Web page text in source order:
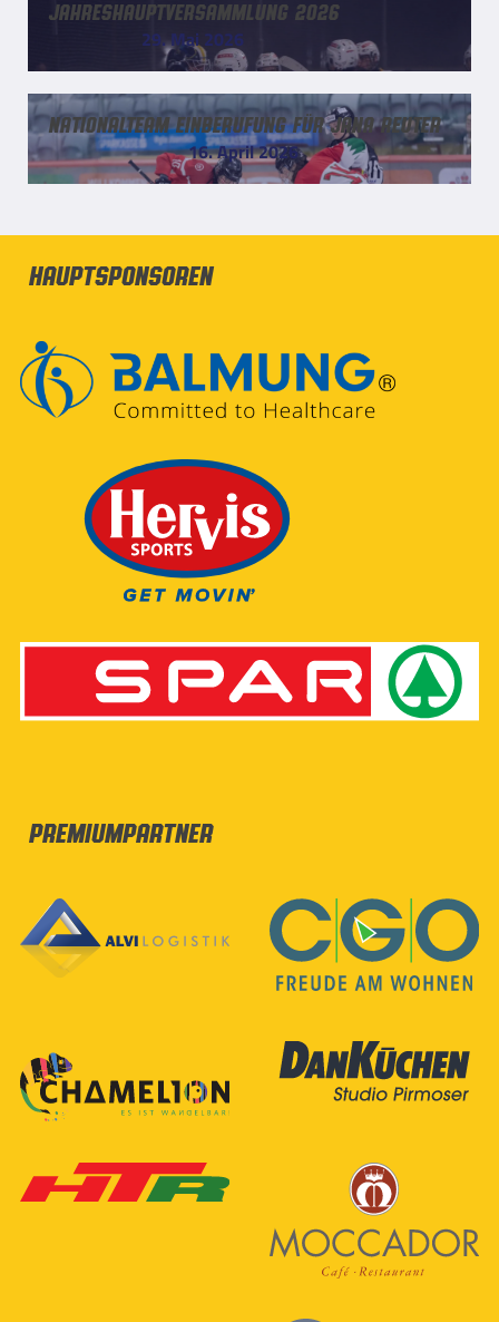
Jahreshauptversammlung 2026
29. Mai 2026
Nationalteam Einberufung für Jana Reuter
16. April 2026
Hauptsponsoren
Premiumpartner